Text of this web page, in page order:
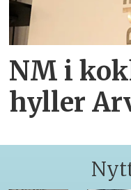
NM i
hyller